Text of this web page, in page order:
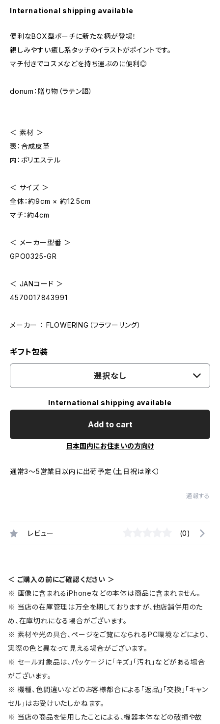
International shipping available
便利なBOX型ポーチに新たな柄が登場！
親しみやすい癒し系タッチのイラストがポイントです。
マチ付きでコスメなどを持ち運ぶのに便利◎
donum：贈り物（ラテン語）
＜ 素材 ＞
表：合成皮革
内：ポリエステル
＜ サイズ ＞
全体：約9cm × 約12.5cm
マチ：約4cm
＜ メーカー型番 ＞
GPO0325-GR
＜ JANコード ＞
4570017843991
メーカー ： FLOWERING（フラワーリング）
ギフト包装
選択なし
International shipping available
Add to cart
日本国内にお住まいの方向け
通常3～5営業日以内に出荷予定（土日祝は除く）
通報する
レビュー (0)
＜ ご購入の前にご確認ください ＞
※ 画像に含まれるiPhoneなどの本体は商品に含まれません。
※ 当店の在庫管理は万全を期しておりますが、他店舗併用のた
め、在庫切れになる場合がございます。
※ 素材や光の具合、ページをご覧になられるPC環境などにより、
実際の色と異なって見える場合がございます。
※ セール対象品は、パッケージに「キズ」「汚れ」などがある場合
がございます。
※ 機種、色間違いなどのお客様都合による「返品」「交換」「キャン
セル」はお受けいたしかねます。
※ 当店の商品を使用したことによる、機器本体などの破損や故